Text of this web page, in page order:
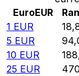
EuroEUR
1 EUR
5 EUR
10 EUR
25 EUR